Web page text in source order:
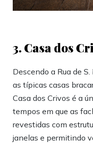
3. Casa dos
Descendo a Rua de
as típicas casas
Casa dos Crivos é a
tempos em que as
revestidas com
janelas e permitindo